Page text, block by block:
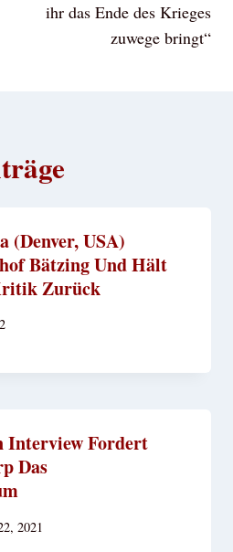
ihr das Ende des Krieges
zuwege bringt“
(Denver, USA)
Bätzing Und Hält
Zurück
Interview Fordert
Das
2021